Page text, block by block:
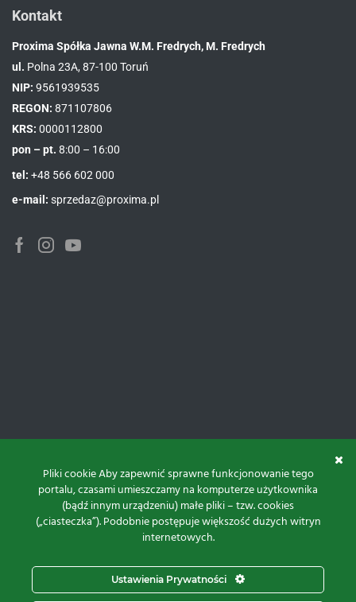
Kontakt
Proxima Spółka Jawna W.M. Fredrych, M. Fredrych
ul. Polna 23A, 87-100 Toruń
NIP: 9561939535
REGON: 871107806
KRS: 0000112800
pon – pt. 8:00 – 16:00
tel: +48 566 602 000
e-mail: sprzedaz@proxima.pl
FacebookInstagramYoutube
Projekt i realizacja:
Pliki cookie Aby zapewnić sprawne funkcjonowanie tego
portalu, czasami umieszczamy na komputerze użytkownika
(bądź innym urządzeniu) małe pliki – tzw. cookies
(„ciasteczka”). Podobnie postępuje większość dużych witryn
internetowych.
Ustawienia Prywatności